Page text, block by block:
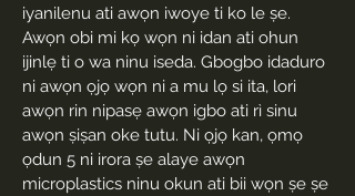
iyanilenu ati awọn iwoye ti ko le ṣe.
Awọn obi mi kọ wọn ni idan ati ohun
ijinlẹ ti o wa ninu iseda. Gbogbo idaduro
ni awọn ọjọ wọn ni a mu lọ si ita, lori
awọn rin nipasẹ awọn igbo ati rì sinu
awọn ṣiṣan oke tutu. Ni ọjọ kan, ọmọ
ọdun 5 ni irora ṣe alaye awọn
microplastics ninu okun ati bii wọn ṣe ṣe